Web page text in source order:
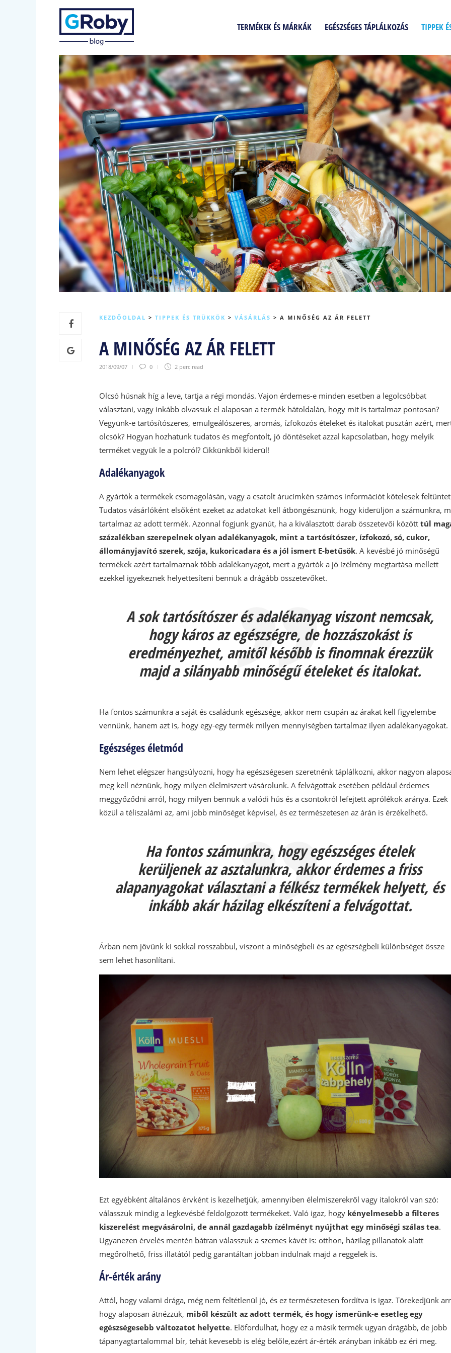
TERMÉKEK ÉS MÁRKÁK EGÉSZSÉGES TÁPLÁLKOZÁS TIPPEK
KEZDŐOLDAL > TIPPEK ÉS TRÜKKÖK > VÁSÁRLÁS > A MINŐSÉG AZ ÁR FELETT
A MINŐSÉG AZ ÁR FELETT
2018/09/07 0 2 perc read
Olcsó húsnak híg a leve, tartja a régi mondás. Vajon érdemes-e minden esetben a legolcsóbbat
választani, vagy inkább olvassuk el alaposan a termék hátoldalán, hogy mit is tartalmaz pontosan?
Vegyünk-e tartósítószeres, emulgeálószeres, aromás, ízfokozós ételeket és italokat pusztán azért,
olcsók? Hogyan hozhatunk tudatos és megfontolt, jó döntéseket azzal kapcsolatban, hogy melyik
terméket vegyük le a polcról? Cikkünkből kiderül!
Adalékanyagok
A gyártók a termékek csomagolásán, vagy a csatolt árucímkén számos információt kötelesek
Tudatos vásárlóként elsőként ezeket az adatokat kell átböngésznünk, hogy kiderüljön a számunkra,
tartalmaz az adott termék. Azonnal fogjunk gyanút, ha a kiválasztott darab összetevői között túl
százalékban szerepelnek olyan adalékanyagok, mint a tartósítószer, ízfokozó, só, cukor,
állományjavító szerek, szója, kukoricadara és a jól ismert E-betűsök. A kevésbé jó minőségű
termékek azért tartalmaznak több adalékanyagot, mert a gyártók a jó ízélmény megtartása mellett
ezekkel igyekeznek helyettesíteni bennük a drágább összetevőket.
A sok tartósítószer és adalékanyag viszont nemcsak,
hogy káros az egészségre, de hozzászokást is
eredményezhet, amitől később is finomnak érezzük
majd a silányabb minőségű ételeket és italokat.
Ha fontos számunkra a saját és családunk egészsége, akkor nem csupán az árakat kell figyelembe
vennünk, hanem azt is, hogy egy-egy termék milyen mennyiségben tartalmaz ilyen adalékanyagokat.
Egészséges életmód
Nem lehet elégszer hangsúlyozni, hogy ha egészségesen szeretnénk táplálkozni, akkor nagyon
meg kell néznünk, hogy milyen élelmiszert vásárolunk. A felvágottak esetében például érdemes
meggyőződni arról, hogy milyen bennük a valódi hús és a csontokról lefejtett aprólékok aránya. Ezek
közül a téliszalámi az, ami jobb minőséget képvisel, és ez természetesen az árán is érzékelhető.
Ha fontos számunkra, hogy egészséges ételek
kerüljenek az asztalunkra, akkor érdemes a friss
alapanyagokat választani a félkész termékek helyett, és
inkább akár házilag elkészíteni a felvágottat.
Árban nem jövünk ki sokkal rosszabbul, viszont a minőségbeli és az egészségbeli különbséget össze
sem lehet hasonlítani.
Ezt egyébként általános érvként is kezelhetjük, amennyiben élelmiszerekről vagy italokról van szó:
válasszuk mindig a legkevésbé feldolgozott termékeket. Való igaz, hogy kényelmesebb a filteres
kiszerelést megvásárolni, de annál gazdagabb ízélményt nyújthat egy minőségi szálas tea.
Ugyanezen érvelés mentén bátran válasszuk a szemes kávét is: otthon, házilag pillanatok alatt
megőrölhető, friss illatától pedig garantáltan jobban indulnak majd a reggelek is.
Ár-érték arány
Attól, hogy valami drága, még nem feltétlenül jó, és ez természetesen fordítva is igaz. Törekedjünk
hogy alaposan átnézzük, miből készült az adott termék, és hogy ismerünk-e esetleg egy
egészségesebb változatot helyette. Előfordulhat, hogy ez a másik termék ugyan drágább, de jobb
tápanyagtartalommal bír, tehát kevesebb is elég belőle,ezért ár-érték arányban inkább ez éri meg.